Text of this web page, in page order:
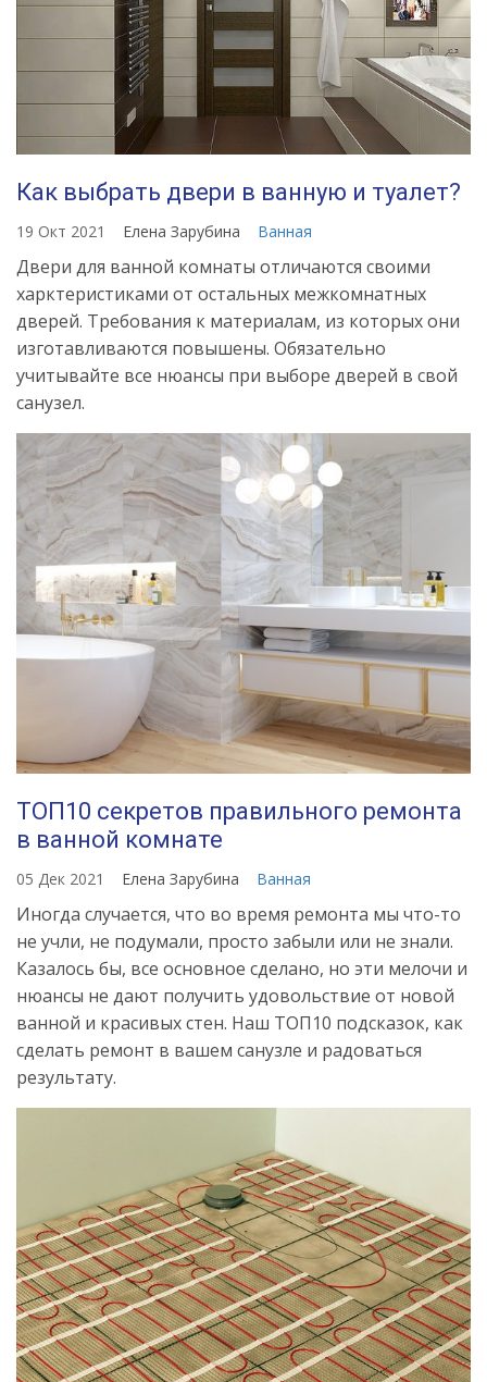
Как выбрать двери в ванную и туалет?
19 Окт 2021 Елена Зарубина Ванная
Двери для ванной комнаты отличаются своими
харктеристиками от остальных межкомнатных
дверей. Требования к материалам, из которых они
изготавливаются повышены. Обязательно
учитывайте все нюансы при выборе дверей в свой
санузел.
ТОП10 секретов правильного ремонта
в ванной комнате
05 Дек 2021 Елена Зарубина Ванная
Иногда случается, что во время ремонта мы что-то
не учли, не подумали, просто забыли или не знали.
Казалось бы, все основное сделано, но эти мелочи и
нюансы не дают получить удовольствие от новой
ванной и красивых стен. Наш ТОП10 подсказок, как
сделать ремонт в вашем санузле и радоваться
результату.